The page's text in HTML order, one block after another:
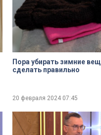
Пора убирать зимние
сделать правильно
20 февраля 2024 07:45